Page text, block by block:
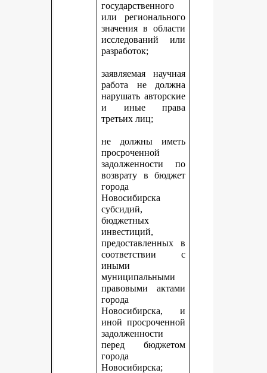
государственного
или регионального
значения в области
исследований или
разработок;
заявляемая научная
работа не должна
нарушать авторские
и иные права
третьих лиц;
не должны иметь
просроченной
задолженности по
возврату в бюджет
города
Новосибирска
субсидий,
бюджетных
инвестиций,
предоставленных в
соответствии с
иными
муниципальными
правовыми актами
города
Новосибирска, и
иной просроченной
задолженности
перед бюджетом
города
Новосибирска;